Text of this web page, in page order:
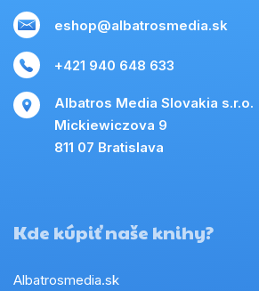
eshop@albatrosmedia.sk
+421 940 648 633
Albatros Media Slovakia s.r.o.
Mickiewiczova 9
811 07 Bratislava
Kde kúpiť naše knihy?
Albatrosmedia.sk